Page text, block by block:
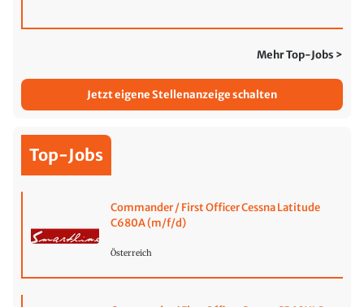
Mehr Top-Jobs >
Jetzt eigene Stellenanzeige schalten
Top-Jobs
Commander / First Officer Cessna Latitude
C680A (m/f/d)
Österreich